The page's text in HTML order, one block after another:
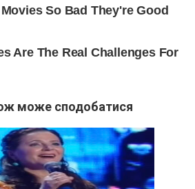
може сподобатися